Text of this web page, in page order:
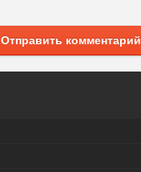
Отправить комментарий